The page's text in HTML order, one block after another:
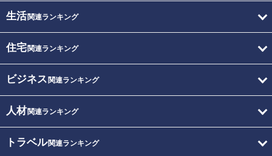
生活関連ランキング
住宅関連ランキング
ビジネス 関連ランキング
人材関連ランキング
トラベル関連ランキング